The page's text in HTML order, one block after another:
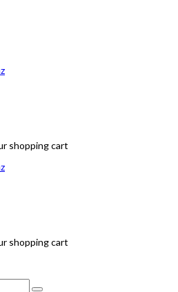
shopping cart
shopping cart